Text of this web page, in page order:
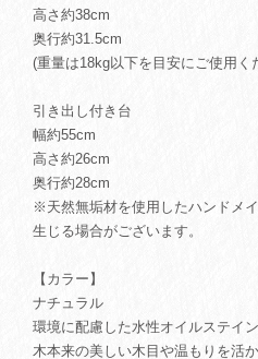
高さ約38cm
奥行約31.5cm
(重量は18kg以下を目安にご使用く
引き出し付き台
幅約55cm
高さ約26cm
奥行約28cm
※天然無垢材を使用したハンドメ
生じる場合がございます。
【カラー】
ナチュラル
環境に配慮した水性オイルステイ
木本来の美しい木目や温もりを活